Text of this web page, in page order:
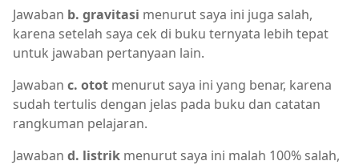
Jawaban b. gravitasi menurut saya ini juga salah,
karena setelah saya cek di buku ternyata lebih tepat
untuk jawaban pertanyaan lain.
Jawaban c. otot menurut saya ini yang benar, karena
sudah tertulis dengan jelas pada buku dan catatan
rangkuman pelajaran.
Jawaban d. listrik menurut saya ini malah 100% salah,